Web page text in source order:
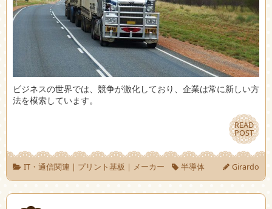
ビジネスの世界では、競争が激化しており、企業は常に新しい方
法を模索しています。
READ
POST
READ
POST
IT・通信関連 | プリント基板 | メーカー 半導体 Girardo